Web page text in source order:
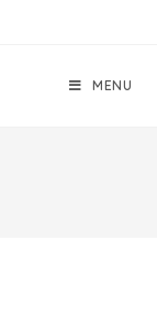
MENU